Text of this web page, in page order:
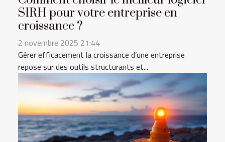
SIRH pour votre entreprise en
croissance ?
2 novembre 2025 21:44
Gérer efficacement la croissance d’une entreprise
repose sur des outils structurants et...